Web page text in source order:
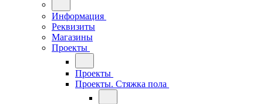
Информация
Реквизиты
Магазины
Проекты
Проекты
Проекты. Стяжка пола